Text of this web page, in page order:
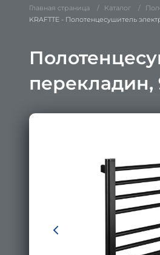
Главная страница Каталог
KRAFTTE - Полотенцесушитель